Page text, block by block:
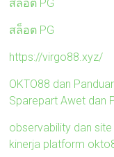
สล็อต PG
สล็อต PG
https://virgo88.xyz/
OKTO88 dan
Sparepart Awet dan
observability dan
kinerja platform